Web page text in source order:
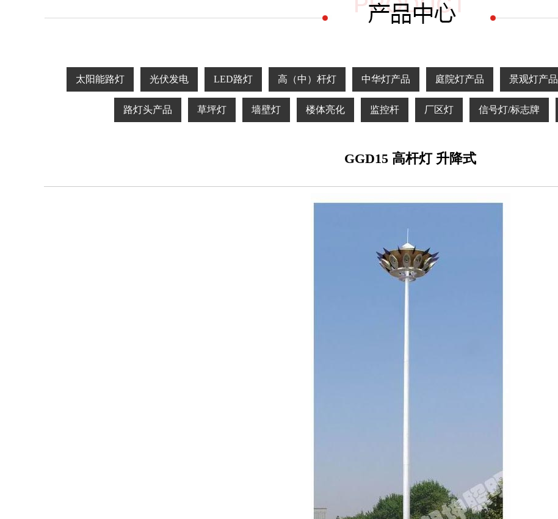
太阳能路灯 光伏发电 LED路灯 高（中）杆灯 中华灯产品 庭院灯产品 景观灯产品
路灯头产品 草坪灯 墙壁灯 楼体亮化 监控杆 厂区灯 信号灯/标志牌
GGD15 高杆灯 升降式